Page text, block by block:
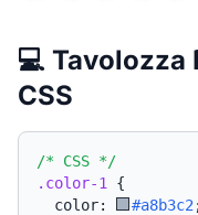
💻 Tavolozza
CSS
/* CSS */
.color-1
{
  color:
#a8b3c2